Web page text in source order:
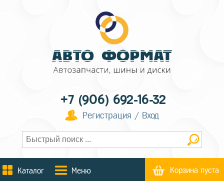
+7 (906) 692-16-32
Регистрация / Вход
Каталог Меню Корзина пуста